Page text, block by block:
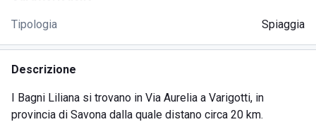
Tipologia Spiaggia
Descrizione
I Bagni Liliana si trovano in Via Aurelia a Varigotti, in
provincia di Savona dalla quale distano circa 20 km.